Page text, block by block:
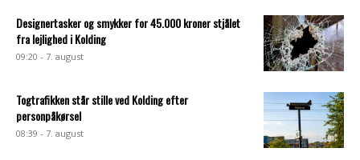
Designertasker og smykker for 45.000 kroner stjålet
fra lejlighed i Kolding
09:20 - 7. august
Togtrafikken står stille ved Kolding efter
personpåkørsel
08:39 - 7. august